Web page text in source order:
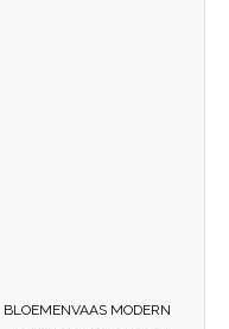
BLOEMENVAAS MODERN